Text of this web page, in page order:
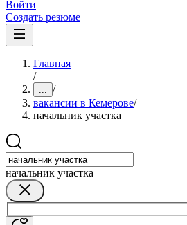
Войти
Создать резюме
Главная
/
... /
вакансии в Кемерове/
начальник участка
начальник участка